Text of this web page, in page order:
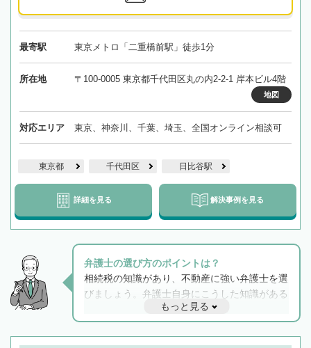
最寄駅 東京メトロ「二重橋前駅」徒歩1分
所在地 〒100-0005 東京都千代田区丸の内2-2-1 岸本ビル4階
地図
対応エリア 東京、神奈川、千葉、埼玉、全国オンライン相談可
東京都 千代田区 日比谷駅
詳細を見る 解決事例を見る
弁護士の選び方のポイントは？
相続税の知識があり、不動産に強い弁護士を選
びましょう。弁護士自身にこうした知識がある
と他士業との連携もスムーズに進み、トラブル
解決のみならず相続をトータルで任せることが
できます。また、相続は感情がからむ分野なの
もっと見る